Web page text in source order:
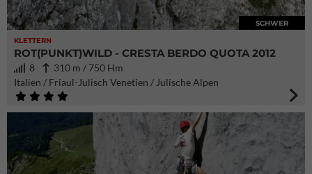
KLETTERN
SCHWER
ROT(PUNKT)WILD - CRESTA BERDO QUOTA 2012
8
310 m / 750 Hm
Italien / Friaul-Julisch Venetien / Julische Alpen